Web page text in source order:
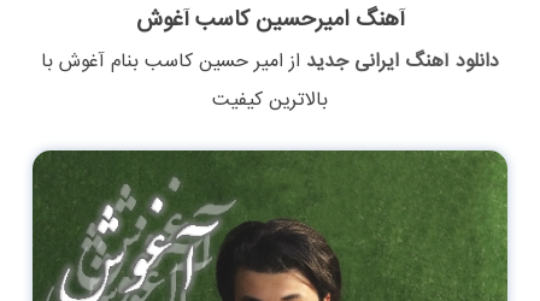
آهنگ امیرحسین کاسب آغوش
دانلود آهنگ ایرانی جدید ازامیر حسین کاسببنامآغوشبا
بالاترین کیفیت